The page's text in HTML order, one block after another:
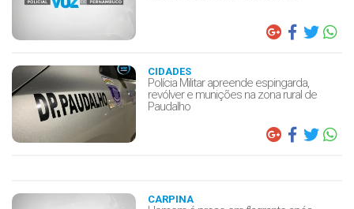
CIDADES
Polícia Militar apreende espingarda,
revólver e munições na zona rural de
Paudalho
CARPINA